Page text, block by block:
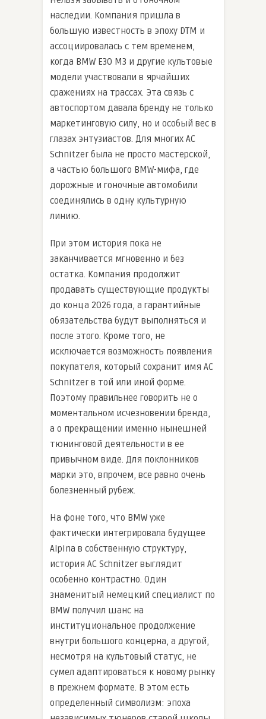
наследии. Компания пришла в
большую известность в эпоху DTM и
ассоциировалась с тем временем,
когда BMW E30 M3 и другие культовые
модели участвовали в ярчайших
сражениях на трассах. Эта связь с
автоспортом давала бренду не только
маркетинговую силу, но и особый вес в
глазах энтузиастов. Для многих AC
Schnitzer была не просто мастерской,
а частью большого BMW-мифа, где
дорожные и гоночные автомобили
соединялись в одну культурную
линию.
При этом история пока не
заканчивается мгновенно и без
остатка. Компания продолжит
продавать существующие продукты
до конца 2026 года, а гарантийные
обязательства будут выполняться и
после этого. Кроме того, не
исключается возможность появления
покупателя, который сохранит имя AC
Schnitzer в той или иной форме.
Поэтому правильнее говорить не о
моментальном исчезновении бренда,
а о прекращении именно нынешней
тюнинговой деятельности в ее
привычном виде. Для поклонников
марки это, впрочем, все равно очень
болезненный рубеж.
На фоне того, что BMW уже
фактически интегрировала будущее
Alpina в собственную структуру,
история AC Schnitzer выглядит
особенно контрастно. Один
знаменитый немецкий специалист по
BMW получил шанс на
институциональное продолжение
внутри большого концерна, а другой,
несмотря на культовый статус, не
сумел адаптироваться к новому рынку
в прежнем формате. В этом есть
определенный символизм: эпоха